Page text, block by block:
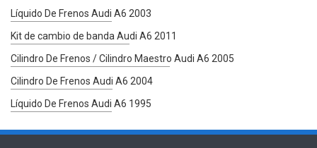
Líquido De Frenos Audi A6 2003
Kit de cambio de banda Audi A6 2011
Cilindro De Frenos / Cilindro Maestro Audi A6 2005
Cilindro De Frenos Audi A6 2004
Líquido De Frenos Audi A6 1995